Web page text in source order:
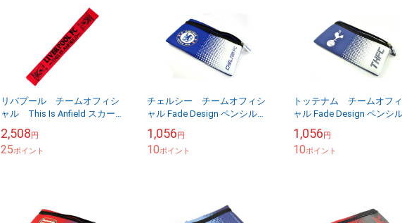
リバプール チームオフィシ
ャル This Is Anfield スカー
料商品】
2,508円
25ポイント
チェルシー チームオフィシ
ャル Fade Design ペンシルケ
1,056円
10ポイント
トッテナム チームオフ
ャル Fade Design ペンシル
1,056円
10ポイント